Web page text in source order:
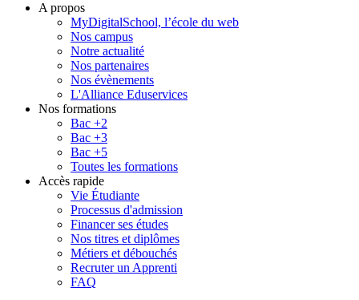
A propos
MyDigitalSchool, l’école du web
Nos campus
Notre actualité
Nos partenaires
Nos évènements
L'Alliance Eduservices
Nos formations
Bac +2
Bac +3
Bac +5
Toutes les formations
Accès rapide
Vie Étudiante
Processus d'admission
Financer ses études
Nos titres et diplômes
Métiers et débouchés
Recruter un Apprenti
FAQ